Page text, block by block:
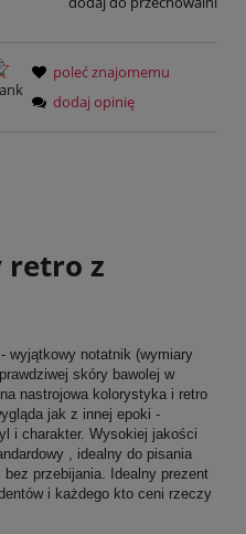
poleć znajomemu
dodaj opinię
retro z
wyjątkowy notatnik (wymiary
skóry bawolej w
nastrojowa kolorystyka i retro
jak z innej epoki -
i charakter. Wysokiej jakości
, idealny do pisania
bez przebijania. Idealny prezent
i każdego kto ceni rzeczy